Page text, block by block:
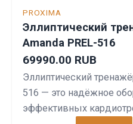
PROXIMA
Эллиптический
Amanda PREL-516
69990.00 RUB
Эллиптический
516 — это надёжное
эффективных